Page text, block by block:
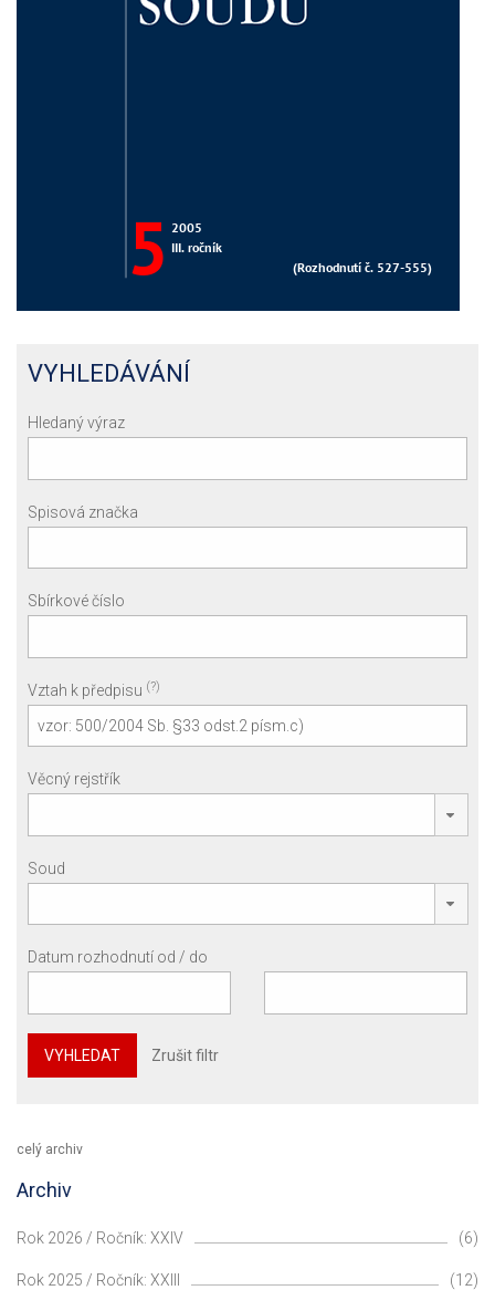
VYHLEDÁVÁNÍ
Hledaný výraz
Spisová značka
Sbírkové číslo
Vztah k předpisu (?)
Věcný rejstřík
Soud
Datum rozhodnutí od / do
VYHLEDAT Zrušit filtr
celý archiv
Archiv
Rok 2026 / Ročník: XXIV (6)
Rok 2025 / Ročník: XXIII (12)